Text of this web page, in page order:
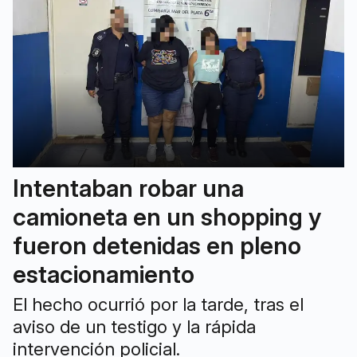
Intentaban robar una
camioneta en un shopping y
fueron detenidas en pleno
estacionamiento
El hecho ocurrió por la tarde, tras el
aviso de un testigo y la rápida
intervención policial.